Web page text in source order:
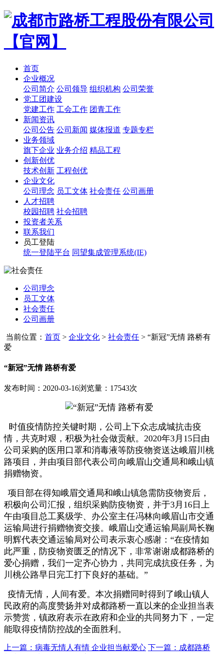
首页
企业概况
公司简介 公司领导 组织机构 公司荣誉
党工团建设
党建工作 工会工作 团青工作
新闻资讯
公司公告 公司新闻 媒体报道 专题专栏
业务领域
旗下企业 业务介绍 精品工程
创新创优
技术创新 工程创优
企业文化
公司理念 员工文体 社会责任 公司画册
人才招聘
校园招聘 社会招聘
投资者关系
联系我们
员工登陆
统一登陆平台 同望集成管理系统(IE)
公司理念
员工文体
社会责任
公司画册
当前位置： 首页 > 企业文化 > 社会责任 > “新冠”无情 路桥有
爱
“新冠”无情 路桥有爱
发布时间：2020-03-16浏览量：17543次
时值疫情防控关键时期，公司上下众志成城抗击疫
情，共克时艰，积极为社会做贡献。2020年3月15日由
公司采购的医用口罩和消毒液等防疫物资送达峨眉川桃
路项目，并由项目部代表公司向峨眉山交通局和峨山镇
捐赠物资。
项目部在得知峨眉交通局和峨山镇急需防疫物资后，
积极向公司汇报，组织采购防疫物资，并于3月16日上
午由项目总工奚级学、办公室主任冯林向峨眉山市交通
运输局进行捐赠物资交接。峨眉山交通运输局副局长鞠
明辉代表交通运输局对公司表示衷心感谢：“在疫情如
此严重，防疫物资匮乏的情况下，非常谢谢成都路桥的
爱心捐赠，我们一定齐心协力，共同完成抗疫任务，为
川桃公路早日完工打下良好的基础。”
疫情无情，人间有爱。本次捐赠同时得到了峨山镇人
民政府的高度赞扬并对成都路桥一直以来的企业担当表
示赞赏，镇政府表示在政府和企业的共同努力下，一定
能取得疫情防控战的全面胜利。
上一篇：病毒无情人有情 企业担当献爱心 下一篇：成都路桥